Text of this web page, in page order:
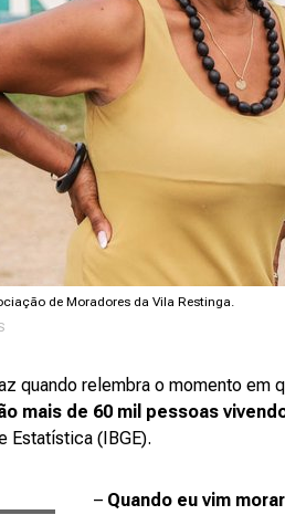
de Moradores da Vila Restinga.
quando relembra o momento em
mais de 60 mil pessoas
Estatística (IBGE).
– Quando eu vim